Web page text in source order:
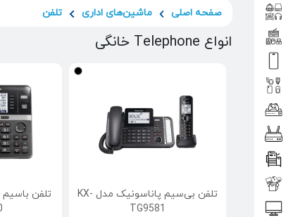
صفحه اصلی ماشین‌‌های اداری تلفن
انواع Telephone خانگی
تلفن بی‌سیم پاناسونیک مدل KX-
TG9581